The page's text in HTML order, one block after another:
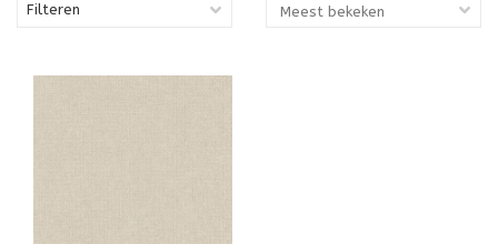
Filteren